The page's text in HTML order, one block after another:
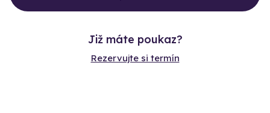
Již máte poukaz?
Rezervujte si termín